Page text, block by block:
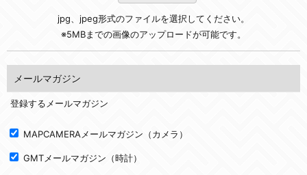
jpg、jpeg形式のファイルを選択してください。
※5MBまでの画像のアップロードが可能です。
メールマガジン
登録するメールマガジン
MAPCAMERAメールマガジン（カメラ）
GMTメールマガジン（時計）